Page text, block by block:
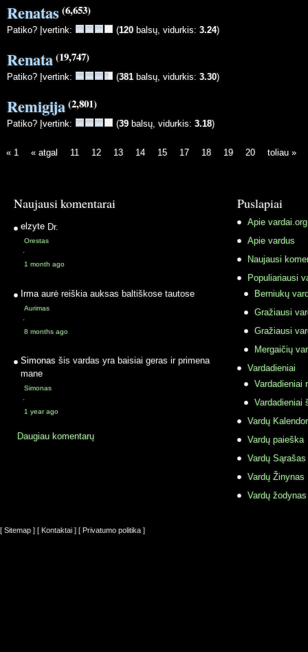
Renatas(6,653)
Patiko? Įvertink: (120 balsų, vidurkis: 3.24)
Renata(19,747)
Patiko? Įvertink: (381 balsų, vidurkis: 3.30)
Remigija(2,801)
Patiko? Įvertink: (39 balsų, vidurkis: 3.18)
« 1 « atgal 11 12 13 14 15 17 18 19 20 toliau »
Naujausi komentarai
elzyte Dr.
Orestas
·
1 month ago
Irma aurė reiškia auksas baltiškose tautose
Aurimas
·
8 months ago
Simonas šis vardas yra baisiai geras ir primena
mane
Simonas
·
1 year ago
Daugiau komentarų
Puslapiai
Apie vardai.org
Apie vardus
Naujausi
Populiariausi
Berniukų
Gražiausi
Gražiausi
Mergaičių
Vardadieniai
Vardadieniai
Vardadieniai
Vardų
Vardų paieška
Vardų Sąrašas
Vardų Žinynas
Vardų
[ Sitemap ] [ Kontaktai ] [ Privatumo politika ]